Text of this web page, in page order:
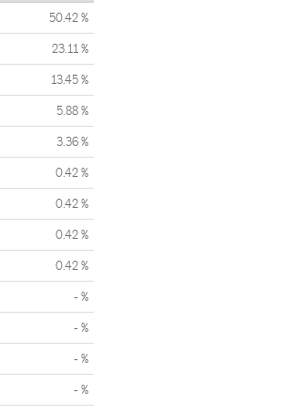
50.42 %
23.11 %
13.45 %
5.88 %
3.36 %
0.42 %
0.42 %
0.42 %
0.42 %
- %
- %
- %
- %